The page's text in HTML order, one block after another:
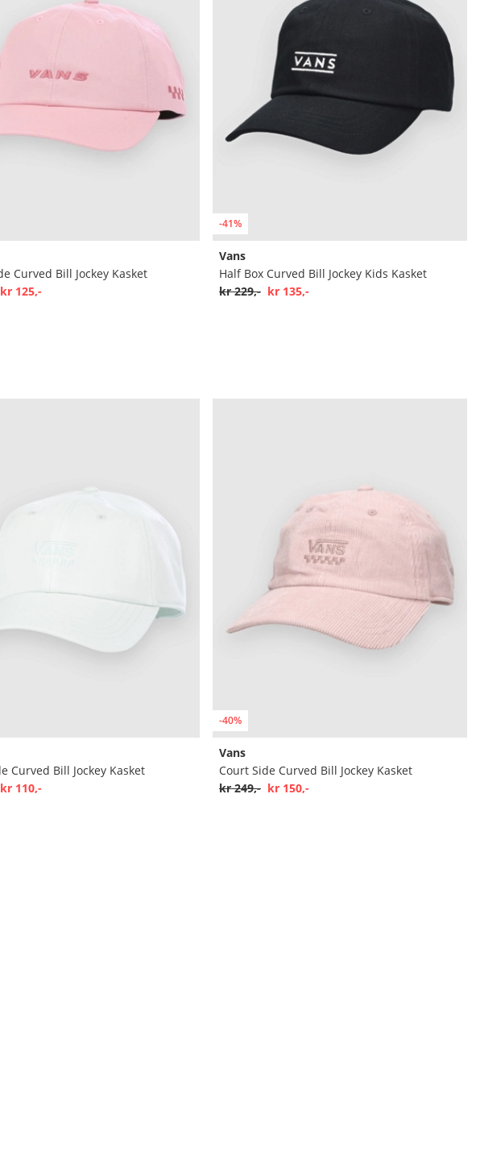
Curved Bill Jockey Kasket
kr 125,-
-41%
Vans
Half Box Curved Bill Jockey Kids Kasket
kr 229,- kr 135,-
Curved Bill Jockey Kasket
kr 110,-
-40%
Vans
Court Side Curved Bill Jockey Kasket
kr 249,- kr 150,-